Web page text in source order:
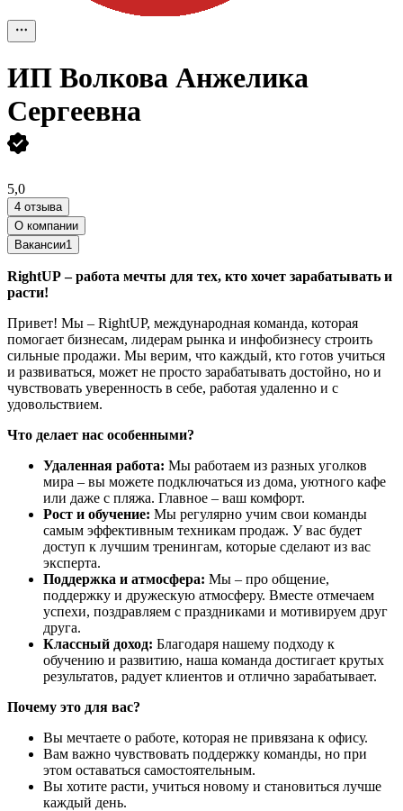
ИП Волкова Анжелика
Сергеевна
5,0
4 отзыва
О компании
Вакансии1
RightUP – работа мечты для тех, кто хочет зарабатывать и
расти!
Привет! Мы – RightUP, международная команда, которая
помогает бизнесам, лидерам рынка и инфобизнесу строить
сильные продажи. Мы верим, что каждый, кто готов учиться
и развиваться, может не просто зарабатывать достойно, но и
чувствовать уверенность в себе, работая удаленно и с
удовольствием.
Что делает нас особенными?
Удаленная работа: Мы работаем из разных уголков
мира – вы можете подключаться из дома, уютного кафе
или даже с пляжа. Главное – ваш комфорт.
Рост и обучение: Мы регулярно учим свои команды
самым эффективным техникам продаж. У вас будет
доступ к лучшим тренингам, которые сделают из вас
эксперта.
Поддержка и атмосфера: Мы – про общение,
поддержку и дружескую атмосферу. Вместе отмечаем
успехи, поздравляем с праздниками и мотивируем друг
друга.
Классный доход: Благодаря нашему подходу к
обучению и развитию, наша команда достигает крутых
результатов, радует клиентов и отлично зарабатывает.
Почему это для вас?
Вы мечтаете о работе, которая не привязана к офису.
Вам важно чувствовать поддержку команды, но при
этом оставаться самостоятельным.
Вы хотите расти, учиться новому и становиться лучше
каждый день.